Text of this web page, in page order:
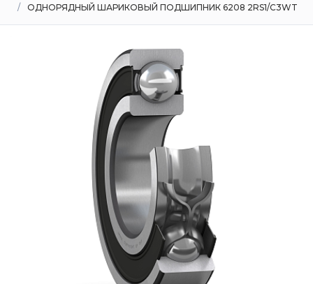
ОДНОРЯДНЫЙ ШАРИКОВЫЙ ПОДШИПНИК 6208 2RS1/C3WT